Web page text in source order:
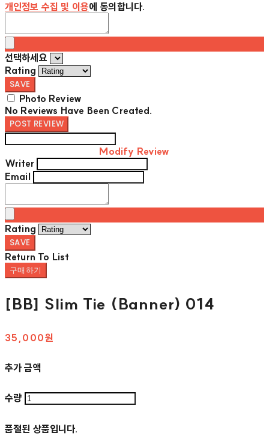
개인정보 수집 및 이용에 동의합니다.
선택하세요
Rating
SAVE
Photo Review
No Reviews Have Been Created.
POST REVIEW
Modify Review
Writer
Email
Rating
SAVE
Return To List
구매하기
[BB] Slim Tie (Banner) 014
35,000원
추가 금액
수량
품절된 상품입니다.